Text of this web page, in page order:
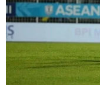
Bão số 3 làm